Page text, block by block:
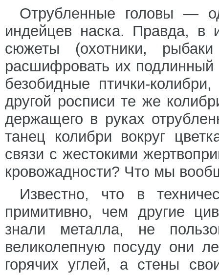
Отрубленные головы —
индейцев наска. Правда, в
сюжеты (охотники,
расшифровать их
безобидные птички-
другой росписи те же
держащего в руках
танец колибри вокруг
связи с жестокими
кровожадности? Что мы
Известно, что в
примитивно, чем другие
знали металла, не
великолепную посуду они
горячих углей, а стены